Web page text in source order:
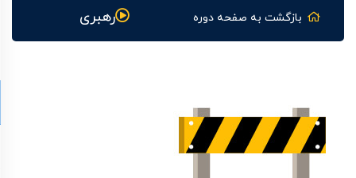
بازگشت به صفحه دوره رهبری